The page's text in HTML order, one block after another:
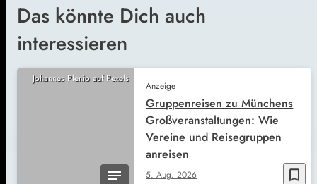
Das könnte Dich auch
interessieren
Johannes Plenio auf Pexels
bookmark_border
Anzeige
5. Aug. 2026
Gruppenreisen zu Münchens
Großveranstaltungen: Wie
Vereine und Reisegruppen
anreisen